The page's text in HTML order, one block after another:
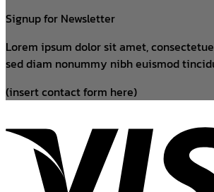
Signup for Newsletter
Lorem ipsum dolor sit amet,
sed diam nonummy nibh euismod
(insert contact form here)